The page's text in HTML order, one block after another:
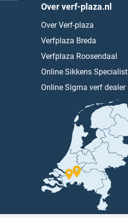
Over verf-plaza.nl
Over Verf-plaza
Verfplaza Breda
Verfplaza Roosendaal
Online Sikkens Specialist
Online Sigma verf dealer